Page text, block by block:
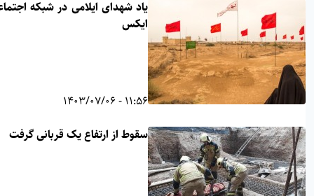
یاد شهدای ایلامی در شبکه اجتماعی
ایکس
11:56 - 1403/07/06
سقوط از ارتفاع یک قربانی گرفت